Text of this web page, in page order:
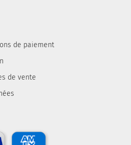
de paiement
de vente